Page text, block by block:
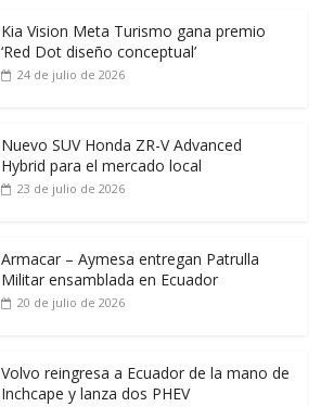
Kia Vision Meta Turismo gana premio
‘Red Dot diseño conceptual’
24 de julio de 2026
Nuevo SUV Honda ZR-V Advanced
Hybrid para el mercado local
23 de julio de 2026
Armacar – Aymesa entregan Patrulla
Militar ensamblada en Ecuador
20 de julio de 2026
Volvo reingresa a Ecuador de la mano de
Inchcape y lanza dos PHEV